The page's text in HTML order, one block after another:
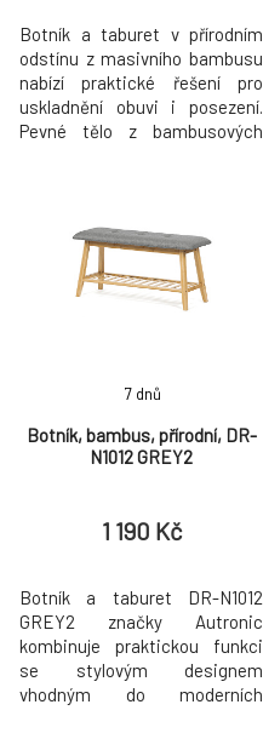
Botník a taburet v přírodním
odstínu z masivního bambusu
nabízí praktické řešení pro
uskladnění obuvi i posezení.
Pevné tělo z bambusových
přičemž materiál se snadno
udržuje a je navržen pro
dlouhou životnost. Kompaktní
rozměry umožňují umístění v
Botník, bambus, přírodní, DR-
N1012 GREY2
7 dnů
1 190 Kč
Botník a taburet DR-N1012
GREY2 značky Autronic
kombinuje praktickou funkci
se stylovým designem
vhodným do moderních